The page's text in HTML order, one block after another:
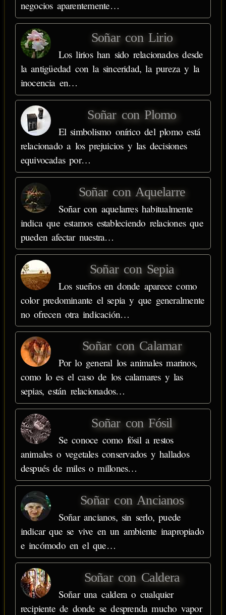
negocios aparentemente…
Soñar con Lirio
Los lirios han sido relacionados desde
la antigüedad con la sinceridad, la pureza y la
inocencia en…
Soñar con Plomo
El simbolismo onírico del plomo está
relacionado a los prejuicios y las decisiones
equivocadas por…
Soñar con Aquelarre
Soñar con aquelarres habitualmente
indica que estamos estableciendo relaciones que
pueden afectar nuestra…
Soñar con Sepia
Los sueños en donde aparece como
color predominante el sepia y que generalmente
no ofrecen otra indicación…
Soñar con Calamar
Por lo general los animales marinos,
como lo es el caso de los calamares y las
sepias, están relacionados…
Soñar con Fósil
Se conoce como fósil a restos
animales o vegetales conservados y hallados
después de miles o millones…
Soñar con Ancianos
Soñar ancianos, sin serlo, puede
indicar que se vive en un ambiente inapropiado
e incómodo en el que…
Soñar con Caldera
Soñar una caldera o cualquier
recipiente de donde se desprenda mucho vapor